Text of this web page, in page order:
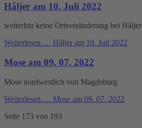
Håljer am 10. Juli 2022
weiterhin keine Ortsveränderung bei Håljer
Weiterlesen … Håljer am 10. Juli 2022
Mose am 09. 07. 2022
Mose nordwestlich von Magdeburg
Weiterlesen … Mose am 09. 07. 2022
Seite 173 von 193